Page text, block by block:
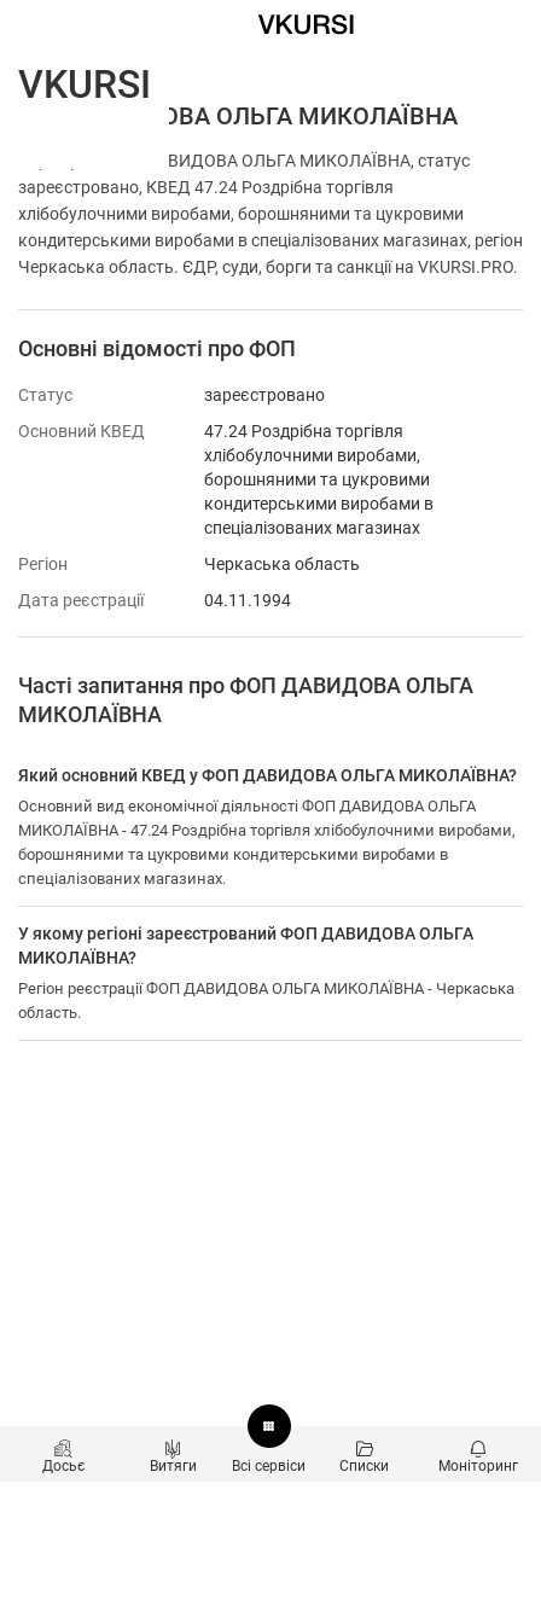
ФОП ДАВИДОВА ОЛЬГА МИКОЛАЇВНА
Перевірка ФОП ДАВИДОВА ОЛЬГА МИКОЛАЇВНА, статус
зареєстровано, КВЕД 47.24 Роздрібна торгівля
хлібобулочними виробами, борошняними та цукровими
кондитерськими виробами в спеціалізованих магазинах, регіон
Черкаська область. ЄДР, суди, борги та санкції на VKURSI.PRO.
Основні відомості про ФОП
Статус
зареєстровано
Основний КВЕД
47.24 Роздрібна торгівля
хлібобулочними виробами,
борошняними та цукровими
кондитерськими виробами в
спеціалізованих магазинах
Регіон
Черкаська область
Дата реєстрації
04.11.1994
Часті запитання про ФОП ДАВИДОВА ОЛЬГА
МИКОЛАЇВНА
Який основний КВЕД у ФОП ДАВИДОВА ОЛЬГА МИКОЛАЇВНА?
Основний вид економічної діяльності ФОП ДАВИДОВА ОЛЬГА
МИКОЛАЇВНА - 47.24 Роздрібна торгівля хлібобулочними виробами,
борошняними та цукровими кондитерськими виробами в
спеціалізованих магазинах.
У якому регіоні зареєстрований ФОП ДАВИДОВА ОЛЬГА
МИКОЛАЇВНА?
Регіон реєстрації ФОП ДАВИДОВА ОЛЬГА МИКОЛАЇВНА - Черкаська
область.
Досьє Витяги Всі сервіси Списки Моніторинг
VKURSI